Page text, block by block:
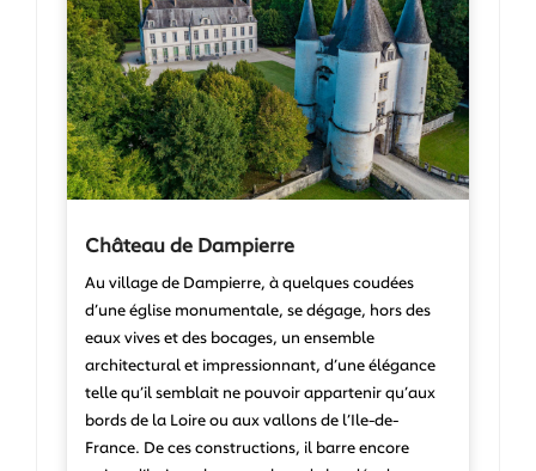
Château de Dampierre
Au village de Dampierre, à quelques coudées
d’une église monumentale, se dégage, hors des
eaux vives et des bocages, un ensemble
architectural et impressionnant, d’une élégance
telle qu’il semblait ne pouvoir appartenir qu’aux
bords de la Loire ou aux vallons de l’Ile-de-
France. De ces constructions, il barre encore